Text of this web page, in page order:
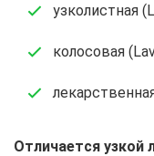
узколистная
колосовая
Отличается узкой